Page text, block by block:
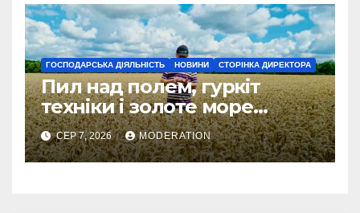
ГОСПОДАРСЬКА ДІЯЛЬНІСТЬ НОВИНИ СТОРІНКА ДИРЕКТОРА
Пил над полем, гуркіт
техніки і золоте море
колосся — так виглядає
справжнє українське літо
СЕР 7, 2026 MODERATION